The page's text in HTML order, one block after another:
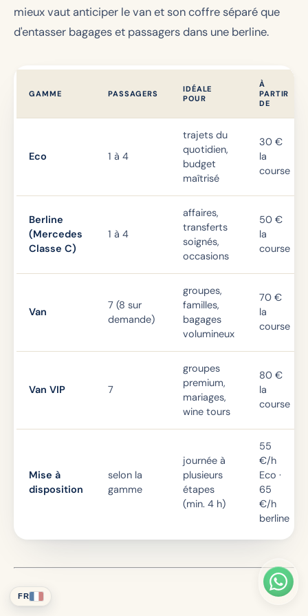
mieux vaut anticiper le van et son coffre séparé que
d'entasser bagages et passagers dans une berline.
GAMME PASSAGERS
IDÉALE
POUR
À
PARTIR
DE
Eco 1 à 4
trajets du
quotidien,
budget
maîtrisé
30 €
la
course
Berline
(Mercedes
Classe C)
1 à 4
affaires,
transferts
soignés,
occasions
50 €
la
course
Van
7 (8 sur
demande)
groupes,
familles,
bagages
volumineux
70 €
la
course
Van VIP 7
groupes
premium,
mariages,
wine tours
80 €
la
course
Mise à
disposition
selon la
gamme
journée à
plusieurs
étapes
(min. 4 h)
55
€/h
Eco ·
65
€/h
berline
FR